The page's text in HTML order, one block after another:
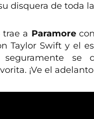
disquera de toda
trae a Paramore
Taylor Swift y el
se
¡Ve el